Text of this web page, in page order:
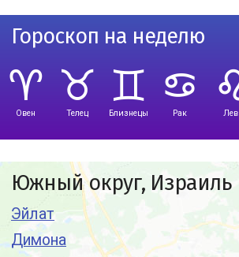
Гороскоп на неделю
Овен Телец Близнецы Рак Лев
Южный округ, Израиль
Эйлат
Димона